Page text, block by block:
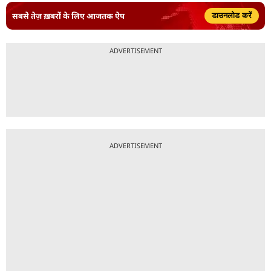
सबसे तेज़ ख़बरों के लिए आजतक ऐप डाउनलोड करें
ADVERTISEMENT
ADVERTISEMENT